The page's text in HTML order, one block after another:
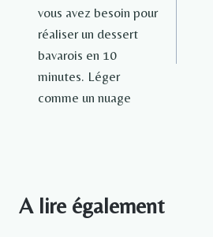
l’article
vous avez besoin pour
réaliser un dessert
bavarois en 10
minutes. Léger
comme un nuage
A lire également